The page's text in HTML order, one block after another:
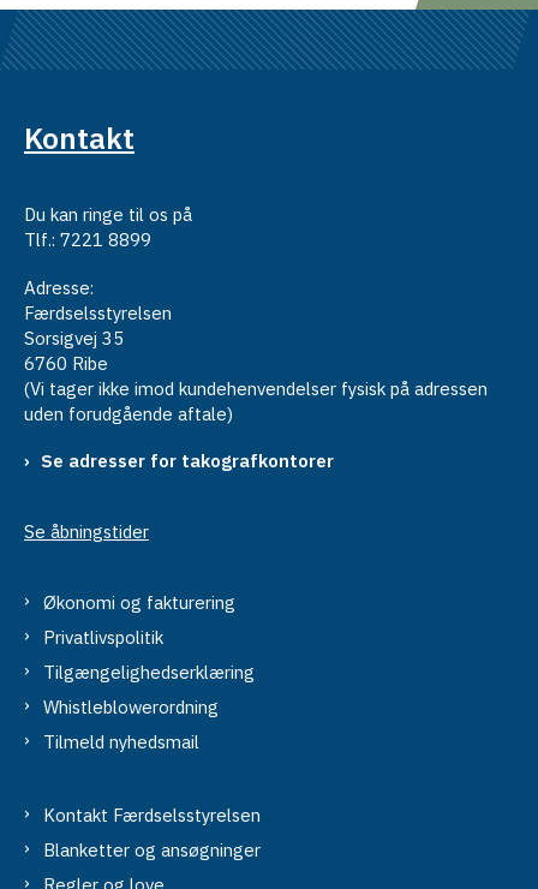
Kontakt
Du kan ringe til os på
Tlf.: 7221 8899
Adresse:
Færdselsstyrelsen
Sorsigvej 35
6760 Ribe
(Vi tager ikke imod kundehenvendelser fysisk på adressen
uden forudgående aftale)
Se adresser for takografkontorer
Se åbningstider
Økonomi og fakturering
Privatlivspolitik
Tilgængelighedserklæring
Whistleblowerordning
Tilmeld nyhedsmail
Kontakt Færdselsstyrelsen
Blanketter og ansøgninger